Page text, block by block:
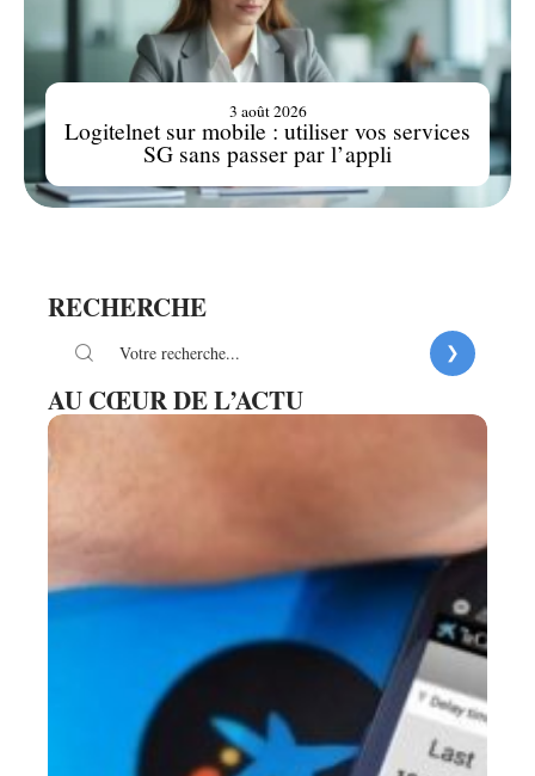
Logitelnet sur mobile : utiliser vos services
SG sans passer par l’appli
3 août 2026
RECHERCHE
AU CŒUR DE L’ACTU